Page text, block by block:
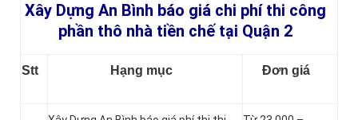
Xây Dựng An Bình báo giá chi phí thi công
phần thô nhà tiền chế tại Quận 2
Stt Hạng mục Đơn giá